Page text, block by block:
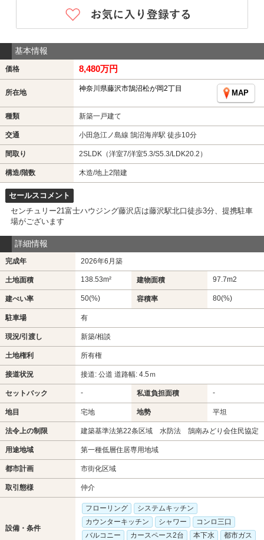
基本情報
価格 8,480万円
所在地 神奈川県藤沢市鵠沼松が岡2丁目
MAP
種類 新築一戸建て
交通 小田急江ノ島線 鵠沼海岸駅 徒歩10分
間取り 2SLDK（洋室7/洋室5.3/S5.3/LDK20.2）
構造/階数 木造/地上2階建
セールスコメント
センチュリー21富士ハウジング藤沢店は藤沢駅北口徒歩3分、提携駐車
場がございます
詳細情報
完成年 2026年6月築
土地面積 138.53m² 建物面積 97.7m2
建ぺい率 50(%) 容積率 80(%)
駐車場 有
現況/引渡し 新築/相談
土地権利 所有権
接道状況 接道: 公道 道路幅: 4.5ｍ
セットバック - 私道負担面積 -
地目 宅地 地勢 平坦
法令上の制限 建築基準法第22条区域 水防法 鵠南みどり会住民協定
用途地域 第一種低層住居専用地域
都市計画 市街化区域
取引態様 仲介
設備・条件
フローリング
システムキッチン
カウンターキッチン
シャワー
コンロ三口
バルコニー
カースペース2台 本下水
都市ガス